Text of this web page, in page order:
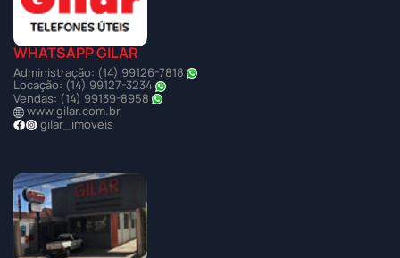
WHATSAPP GILAR
Administração: (14) 99126-7818
Locação: (14) 99127-3234
Vendas: (14) 99139-8958
www.gilar.com.br
gilar_imoveis